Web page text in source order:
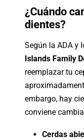
¿Cuándo
dientes?
Según la ADA y
Islands Family
reemplazar tu
embargo, hay
conviene
Cerdas